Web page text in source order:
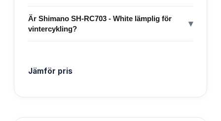
Är Shimano SH-RC703 - White lämplig för
vintercykling?
▾
Jämför pris